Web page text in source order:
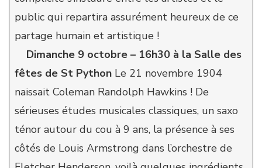
public qui repartira assurément heureux de ce
partage humain et artistique !
Dimanche 9 octobre – 16h30 à la Salle des
fêtes de St Python Le 21 novembre 1904
naissait Coleman Randolph Hawkins ! De
sérieuses études musicales classiques, un saxo
ténor autour du cou à 9 ans, la présence à ses
côtés de Louis Armstrong dans l’orchestre de